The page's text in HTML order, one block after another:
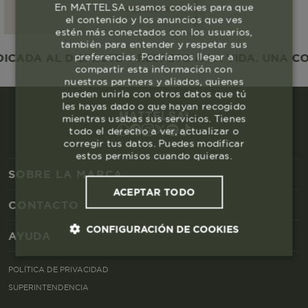
AL DISFRUTE Y RESPETO A LA VIDA. UNA
SOBRE LA MARCA
CONTACTO
AYUDA
POLÍTICA DE PRIVACIDAD
SUPERINTENDENCIA
En MATTELSA usamos cookies para que
el contenido y los anuncios que ves
estén más conectados con los usuarios,
también para entender y respetar sus
preferencias. Podríamos llegar a
compartir esta información con
nuestros partners y aliados, quienes
pueden unirla con otros datos que tú
les hayas dado o que hayan recogido
mientras usabas sus servicios. Tienes
todo el derecho a ver, actualizar o
corregir tus datos. Puedes modificar
estos permisos cuando quieras.
ACEPTAR TODO
CONFIGURACIÓN DE COOKIES
Cookies esenciales y necesarias